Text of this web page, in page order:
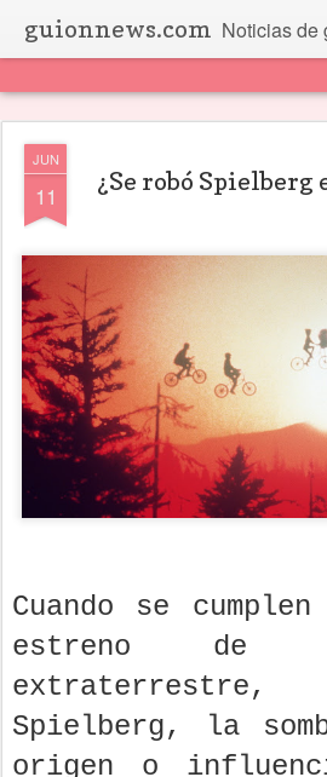
guionnews.com Noticias de guion
JUN
11 ¿Se robó Spielberg
Cuando se
estreno de
extraterrestre,
Spielberg, la
origen o